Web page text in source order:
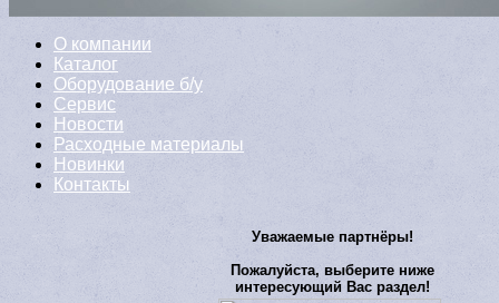
О компании
Каталог
Оборудование б/у
Сервис
Новости
Расходные материалы
Новинки
Контакты
Уважаемые партнёры!
Пожалуйста, выберите ниже
интересующий Вас раздел!